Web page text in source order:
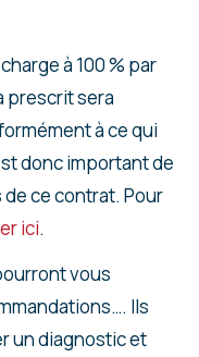
à 100 % par
prescrit sera
à ce qui
donc important de
ce contrat. Pour
ici.
vous
Ils
un diagnostic et